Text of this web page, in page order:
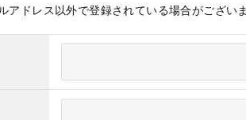
アドレス以外で登録されている場合がございま